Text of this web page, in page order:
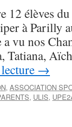
12 élèves
à Parilly
vu nos
→
, ASSOCIATION
, ULIS,